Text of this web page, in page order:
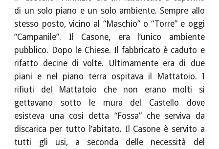
di un solo piano e un solo ambiente. Sempre allo
stesso posto, vicino al “Maschio” o “Torre” e oggi
“Campanile”. Il Casone, era l’unico ambiente
pubblico. Dopo le Chiese. Il fabbricato è caduto e
rifatto decine di volte. Ultimamente era di due
piani e nel piano terra ospitava il Mattatoio. I
rifiuti del Mattatoio che non erano molti si
gettavano sotto le mura del Castello dove
esisteva una cosi detta “Fossa” che serviva da
discarica per tutto l’abitato. Il Casone è servito a
tutti gli usi, a seconda delle necessità del